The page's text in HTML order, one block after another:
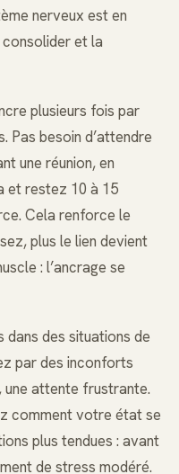
nerveux est en
et la
plusieurs fois par
Pas besoin d’attendre
une réunion, en
et restez 10 à 15
Cela renforce le
plus le lien devient
: l’ancrage se
dans des situations de
par des inconforts
une attente frustrante.
comment votre état se
plus tendues : avant
de stress modéré.